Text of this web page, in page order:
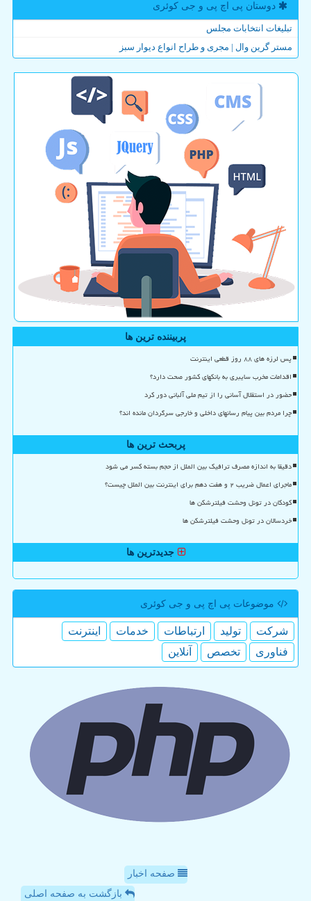
دوستان پی اچ پی و جی كوئری
تبلیغات انتخابات مجلس
مستر گرین وال | مجری و طراح انواع دیوار سبز
پربیننده ترین ها
پس لرزه های ۸۸ روز قطعی اینترنت
اقدامات مخرب سایبری به بانکهای کشور صحت دارد؟
حضور در استقلال آسانی را از تیم ملی آلبانی دور کرد
چرا مردم بین پیام رسانهای داخلی و خارجی سرگردان مانده اند؟
پربحث ترین ها
دقیقا به اندازه مصرف ترافیک بین الملل از حجم بسته کسر می شود
ماجرای اعمال ضریب ۲ و هفت دهم برای اینترنت بین الملل چیست؟
کودکان در تونل وحشت فیلترشکن ها
خردسالان در تونل وحشت فیلترشکن ها
جدیدترین ها
موضوعات پی اچ پی و جی كوئری
شركت تولید ارتباطات خدمات
اینترنت
فناوری
تخصص آنلاین
صفحه اخبار
بازگشت به صفحه اصلی